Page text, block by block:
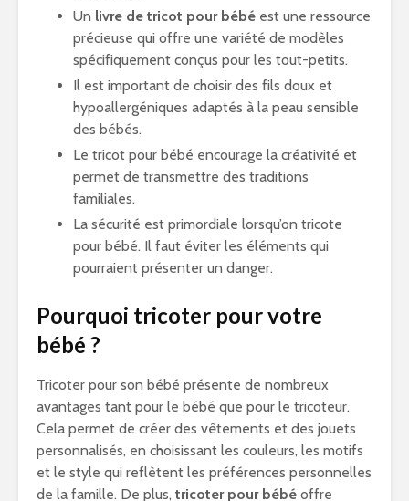
Un livre de tricot pour bébé est une ressource
précieuse qui offre une variété de modèles
spécifiquement conçus pour les tout-petits.
Il est important de choisir des fils doux et
hypoallergéniques adaptés à la peau sensible
des bébés.
Le tricot pour bébé encourage la créativité et
permet de transmettre des traditions
familiales.
La sécurité est primordiale lorsqu’on tricote
pour bébé. Il faut éviter les éléments qui
pourraient présenter un danger.
Pourquoi tricoter pour votre
bébé ?
Tricoter pour son bébé présente de nombreux
avantages tant pour le bébé que pour le tricoteur.
Cela permet de créer des vêtements et des jouets
personnalisés, en choisissant les couleurs, les motifs
et le style qui reflètent les préférences personnelles
de la famille. De plus, tricoter pour bébé offre